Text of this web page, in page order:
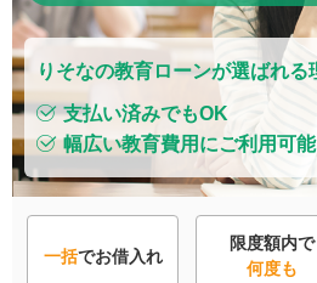
りそなの教育ローンが選ばれる
支払い済みでもOK
幅広い教育費用にご利用可能
一括でお借入れ
限度額内で
何度も